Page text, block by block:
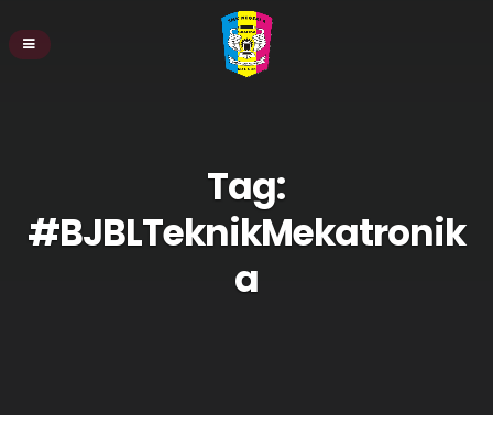
Tag:
#BJBLTeknikMekatronik
a